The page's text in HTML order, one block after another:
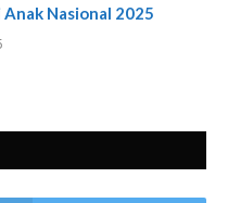
Anak Nasional 2025